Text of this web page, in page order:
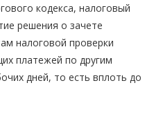
кодекса, налоговый
решения о зачете
налоговой проверки
платежей по другим
дней, то есть вплоть до